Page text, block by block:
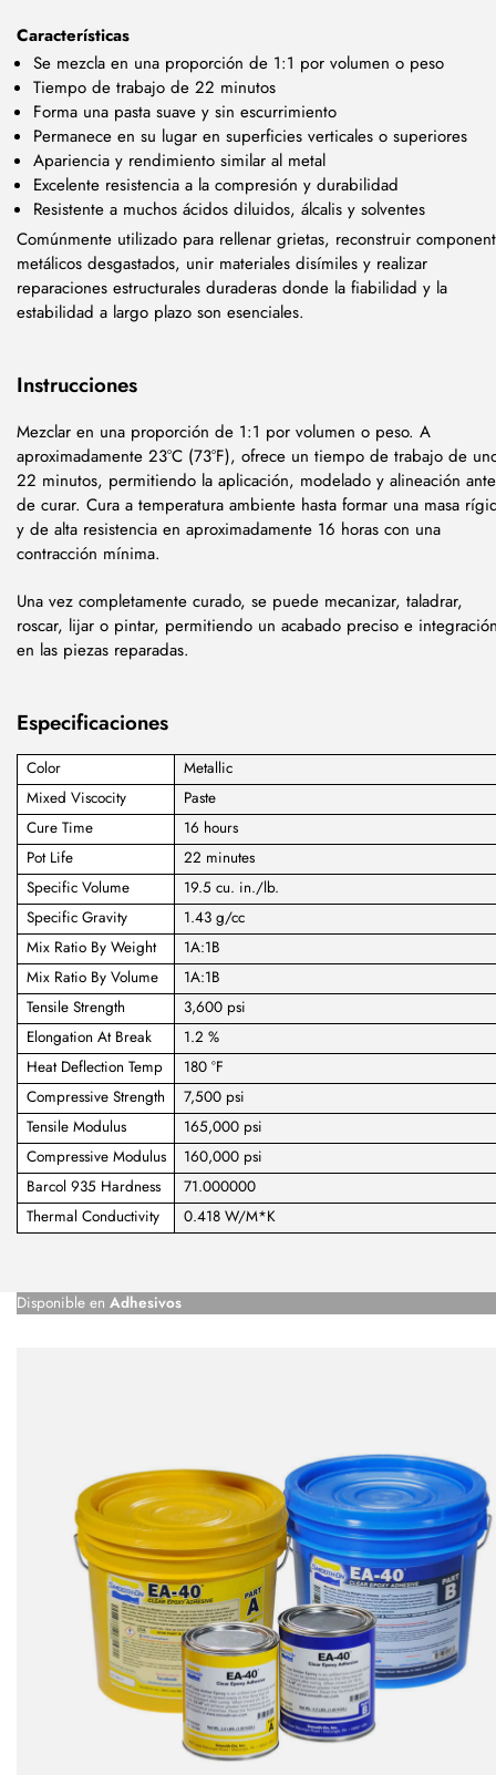
Características
Se mezcla en una proporción de 1:1 por volumen o peso
Tiempo de trabajo de 22 minutos
Forma una pasta suave y sin escurrimiento
Permanece en su lugar en superficies verticales o superiores
Apariencia y rendimiento similar al metal
Excelente resistencia a la compresión y durabilidad
Resistente a muchos ácidos diluidos, álcalis y solventes
Comúnmente utilizado para rellenar grietas, reconstruir
metálicos desgastados, unir materiales disímiles y realizar
reparaciones estructurales duraderas donde la fiabilidad y la
estabilidad a largo plazo son esenciales.
Instrucciones
Mezclar en una proporción de 1:1 por volumen o peso. A
aproximadamente 23°C (73°F), ofrece un tiempo de trabajo de
22 minutos, permitiendo la aplicación, modelado y alineación
de curar. Cura a temperatura ambiente hasta formar una masa
y de alta resistencia en aproximadamente 16 horas con una
contracción mínima.
Una vez completamente curado, se puede mecanizar, taladrar,
roscar, lijar o pintar, permitiendo un acabado preciso e
en las piezas reparadas.
Especificaciones
Color
Metallic
Mixed Viscocity
Paste
Cure Time
16 hours
Pot Life
22 minutes
Specific Volume
19.5 cu. in./lb.
Specific Gravity
1.43 g/cc
Mix Ratio By Weight
1A:1B
Mix Ratio By Volume
1A:1B
Tensile Strength
3,600 psi
Elongation At Break
1.2 %
Heat Deflection Temp
180 °F
Compressive Strength
7,500 psi
Tensile Modulus
165,000 psi
Compressive Modulus
160,000 psi
Barcol 935 Hardness
71.000000
Thermal Conductivity
0.418 W/M*K
Disponible en Adhesivos